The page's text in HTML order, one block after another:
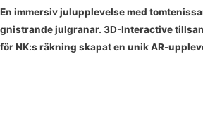
En immersiv julupplevelse med
gnistrande julgranar. 3D-Interactive
för NK:s räkning skapat en unik AR-